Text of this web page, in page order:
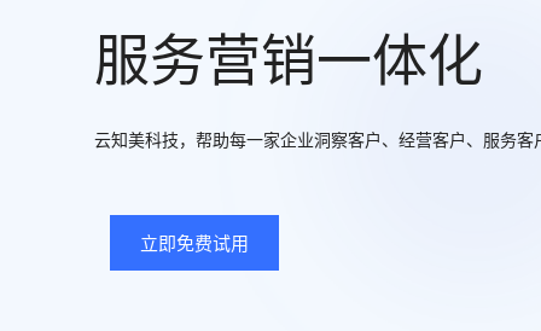
服务营销一体化
云知美科技，帮助每一家企业洞察客户、经营客户、服务客
立即免费试用